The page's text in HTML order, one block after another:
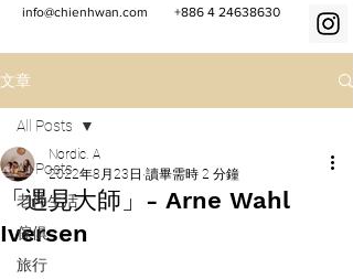
info@chienhwan.com +886 4 24638630
文章
All Posts
老件生活
傢俱
旅行
All Posts
「遇見大師」- Arne Wahl
Iversen
Nordic. A
2022年8月23日 讀畢需時 2 分鐘